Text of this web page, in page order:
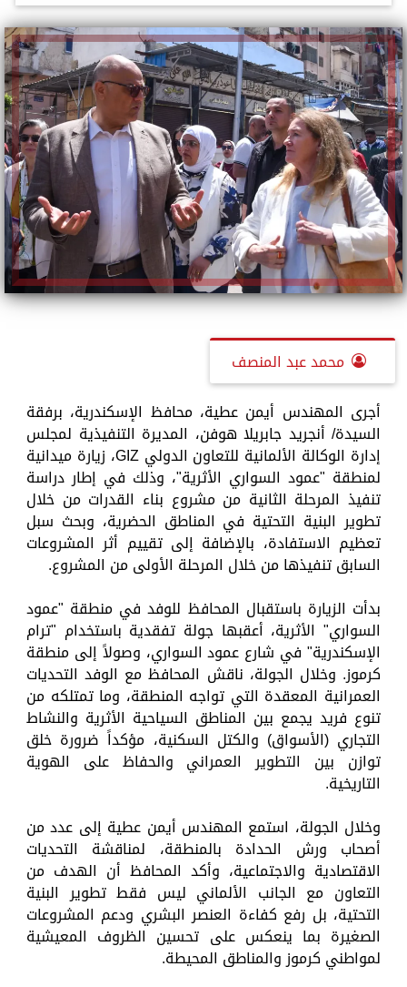
محمد عبد المنصف
​أجرى المهندس أيمن عطية، محافظ الإسكندرية، برفقة
السيدة/ أنجريد جابريلا هوفن، المديرة التنفيذية لمجلس
إدارة الوكالة الألمانية للتعاون الدولي GIZ، زيارة ميدانية
لمنطقة "عمود السواري الأثرية"، وذلك في إطار دراسة
تنفيذ المرحلة الثانية من مشروع بناء القدرات من خلال
تطوير البنية التحتية في المناطق الحضرية، وبحث سبل
تعظيم الاستفادة، بالإضافة إلى تقييم أثر المشروعات
السابق تنفيذها من خلال المرحلة الأولى من المشروع.
بدأت الزيارة باستقبال المحافظ للوفد في منطقة "عمود
السواري" الأثرية، أعقبها جولة تفقدية باستخدام "ترام
الإسكندرية" في شارع عمود السواري، وصولاً إلى منطقة
كرموز. وخلال الجولة، ناقش المحافظ مع الوفد التحديات
العمرانية المعقدة التي تواجه المنطقة، وما تمتلكه من
تنوع فريد يجمع بين المناطق السياحية الأثرية والنشاط
التجاري (الأسواق) والكتل السكنية، مؤكداً ضرورة خلق
توازن بين التطوير العمراني والحفاظ على الهوية
التاريخية.
وخلال الجولة، استمع المهندس أيمن عطية إلى عدد من
أصحاب ورش الحدادة بالمنطقة، لمناقشة التحديات
الاقتصادية والاجتماعية، وأكد المحافظ أن الهدف من
التعاون مع الجانب الألماني ليس فقط تطوير البنية
التحتية، بل رفع كفاءة العنصر البشري ودعم المشروعات
الصغيرة بما ينعكس على تحسين الظروف المعيشية
لمواطني كرموز والمناطق المحيطة.